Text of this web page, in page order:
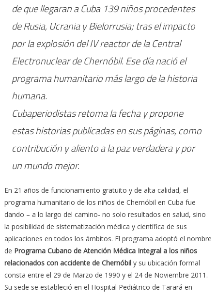
de que llegaran a Cuba 139 niños procedentes
de Rusia, Ucrania y Bielorrusia; tras el impacto
por la explosión del IV reactor de la Central
Electronuclear de Chernóbil. Ese día nació el
programa humanitario más largo de la historia
humana.
Cubaperiodistas retoma la fecha y propone
estas historias publicadas en sus páginas, como
contribución y aliento a la paz verdadera y por
un mundo mejor.
En 21 años de funcionamiento gratuito y de alta calidad, el
programa humanitario de los niños de Chernóbil en Cuba fue
dando – a lo largo del camino- no solo resultados en salud, sino
la posibilidad de sistematización médica y científica de sus
aplicaciones en todos los ámbitos. El programa adoptó el nombre
de Programa Cubano de Atención Médica Integral a los niños
relacionados con accidente de Chernóbil y su ubicación formal
consta entre el 29 de Marzo de 1990 y el 24 de Noviembre 2011.
Su sede se estableció en el Hospital Pediátrico de Tarará en